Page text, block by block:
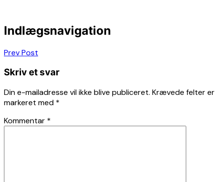
Indlægsnavigation
Prev Post
Skriv et svar
Din e-mailadresse vil ikke blive publiceret. Krævede felter er
markeret med *
Kommentar *